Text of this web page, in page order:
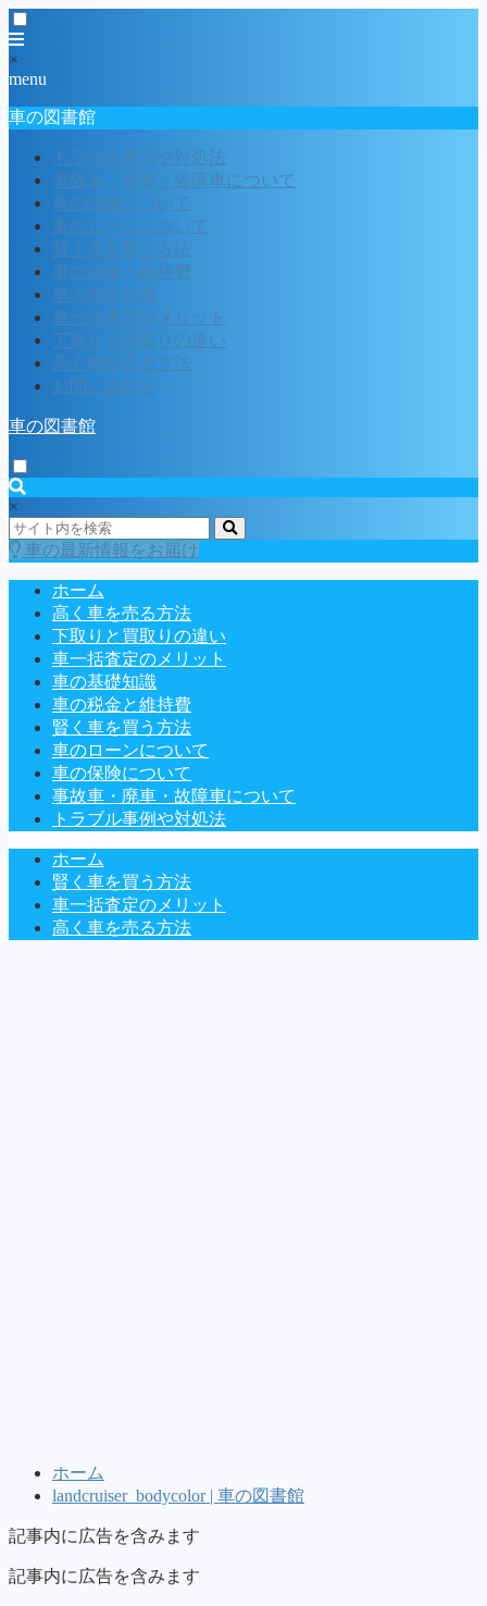
×
menu
車の図書館
トラブル事例や対処法
事故車・廃車・故障車について
車の保険について
車のローンについて
賢く車を買う方法
車の税金と維持費
車の基礎知識
車一括査定のメリット
下取りと買取りの違い
高く車を売る方法
お問い合わせ
車の図書館
×
車の最新情報をお届け
ホーム
高く車を売る方法
下取りと買取りの違い
車一括査定のメリット
車の基礎知識
車の税金と維持費
賢く車を買う方法
車のローンについて
車の保険について
事故車・廃車・故障車について
トラブル事例や対処法
ホーム
賢く車を買う方法
車一括査定のメリット
高く車を売る方法
ホーム
landcruiser_bodycolor | 車の図書館
記事内に広告を含みます
記事内に広告を含みます